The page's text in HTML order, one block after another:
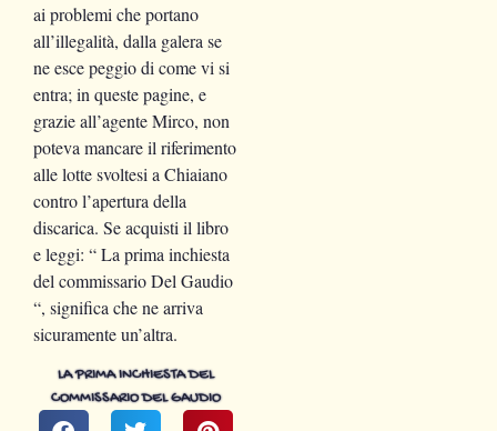
LA PRIMA INCHIESTA DEL
COMMISSARIO DEL GAUDIO
ai problemi che portano
all’illegalità, dalla galera se
ne esce peggio di come vi si
entra; in queste pagine, e
grazie all’agente Mirco, non
poteva mancare il riferimento
alle lotte svoltesi a Chiaiano
contro l’apertura della
discarica. Se acquisti il libro
e leggi: “ La prima inchiesta
del commissario Del Gaudio
“, significa che ne arriva
sicuramente un’altra.